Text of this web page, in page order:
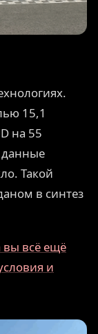
15,1
на 55
Такой
в синтез
вы всё ещё
и